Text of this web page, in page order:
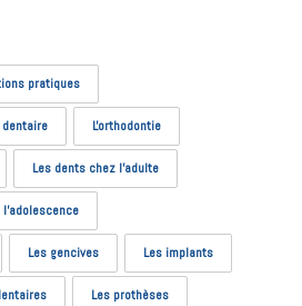
pratiques
dentaire L'orthodontie
Les dents chez l'adulte
Les gencives Les implants
Les prothèses